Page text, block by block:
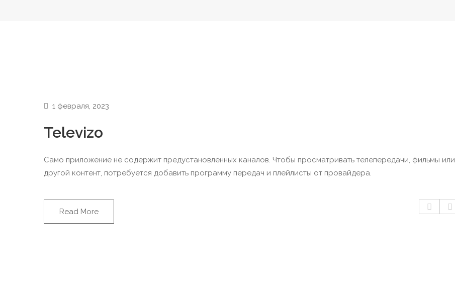
1 февраля, 2023
Televizo
Само приложение не содержит предустановленных каналов. Чтобы просматривать телепередачи, фильмы или
другой контент, потребуется добавить программу передач и плейлисты от провайдера.
Read More